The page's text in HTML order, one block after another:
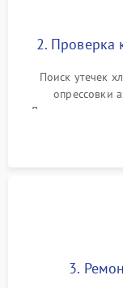
2. Проверка
Поиск утечек
опрессовки
Диагностика
кулеров на
3.